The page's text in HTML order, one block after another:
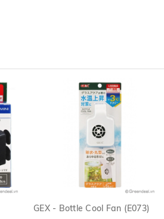
GEX - Bottle Cool Fan (E073)